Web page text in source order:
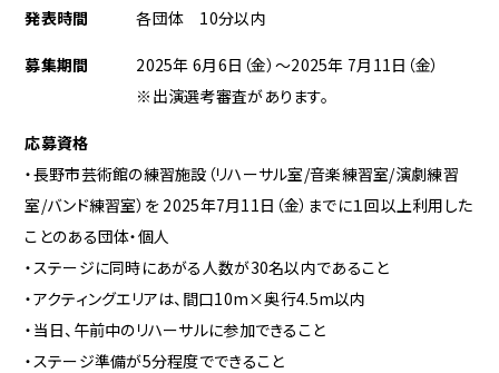
発表時間各団体 10分以内
募集期間 2025年 6月6日（金）～2025年 7月11日（金）
※出演選考審査があります。
応募資格
・長野市芸術館の練習施設（リハーサル室/音楽練習室/演劇練習
室/バンド練習室）を 2025年7月11日（金）までに１回以上利用した
ことのある団体・個人
・ステージに同時にあがる人数が30名以内であること
・アクティングエリアは、間口10m×奥行4.5m以内
・当日、午前中のリハーサルに参加できること
・ステージ準備が5分程度でできること